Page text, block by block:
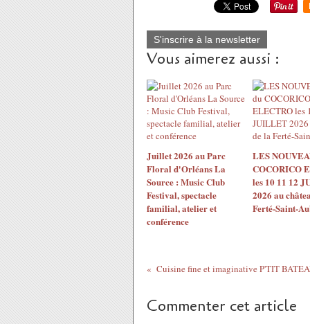
S'inscrire à la newsletter
Vous aimerez aussi :
Juillet 2026 au Parc
Floral d'Orléans La
Source : Music Club
Festival, spectacle
familial, atelier et
conférence
LES
COCORICO
les 10 11 12
2026 au
Ferté-Saint-
Cuisine fine et imaginative P'TIT
Commenter cet article